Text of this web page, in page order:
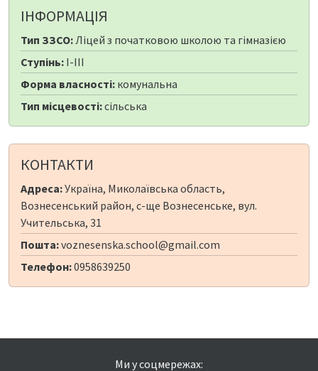
ІНФОРМАЦІЯ
Тип ЗЗСО:Ліцей з початковою школою та гімназією
Ступінь: I-III
Форма власності: комунальна
Тип місцевості:сільська
КОНТАКТИ
Адреса:Україна, Миколаївська область,
Вознесенський район, с-ще Вознесенське, вул.
Учительська, 31
Пошта:voznesenska.school@gmail.com
Телефон:0958639250
Ми у соцмережах: